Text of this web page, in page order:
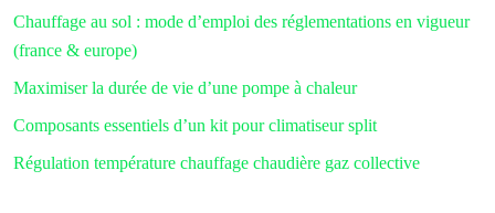
Chauffage au sol : mode d’emploi des réglementations en vigueur
(france & europe)
Maximiser la durée de vie d’une pompe à chaleur
Composants essentiels d’un kit pour climatiseur split
Régulation température chauffage chaudière gaz collective